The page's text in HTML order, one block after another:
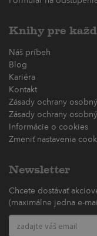
Knihy pre
Náš príbeh
Blog
Kariéra
Kontakt
Zásady ochrany
Zásady ochrany
Informácie o cookies
Zmeniť nastavenia
Newsletter
Chcete dostávať
(maximálne jedna e-